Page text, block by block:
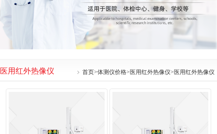
医用红外热像仪 首页>体测仪价格> 医用红外热像仪>医用红外热像仪